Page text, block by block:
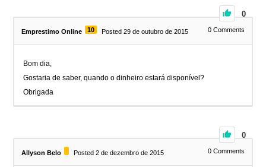
0
Emprestimo Online 10 Posted 29 de outubro de 2015 0Comments
Bom dia,
Gostaria de saber, quando o dinheiro estará disponível?
Obrigada
0
Allyson Belo Posted 2 de dezembro de 2015 0Comments